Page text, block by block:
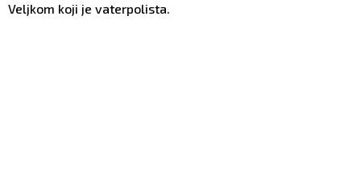
Veljkom koji je vaterpolista.